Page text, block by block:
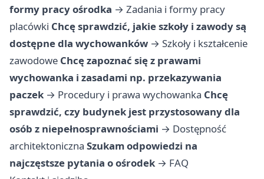
formy pracy ośrodka → Zadania i formy pracy
placówki Chcę sprawdzić, jakie szkoły i zawody są
dostępne dla wychowanków → Szkoły i kształcenie
zawodowe Chcę zapoznać się z prawami
wychowanka i zasadami np. przekazywania
paczek → Procedury i prawa wychowanka Chcę
sprawdzić, czy budynek jest przystosowany dla
osób z niepełnosprawnościami → Dostępność
architektoniczna Szukam odpowiedzi na
najczęstsze pytania o ośrodek → FAQ